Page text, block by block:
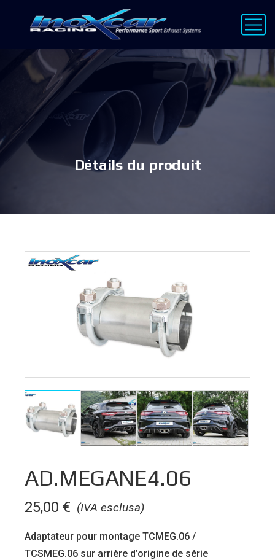
Détails du produit
AD.MEGANE4.06
(IVA esclusa)
25,00 €
Adaptateur pour montage TCMEG.06 /
TCSMEG.06 sur arrière d’origine de série